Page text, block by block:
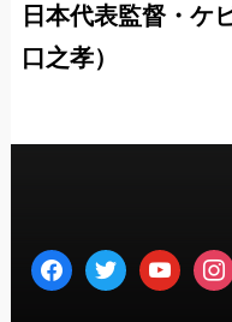
日本代表監督・
口之孝）
facebooktwitter youtube